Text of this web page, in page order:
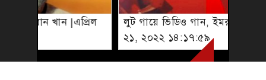
লুট গায়ে ভিডিও গান, ইমরান খান |এপ্রিল
২১, ২০২২ ১৪:১৭:৫৯